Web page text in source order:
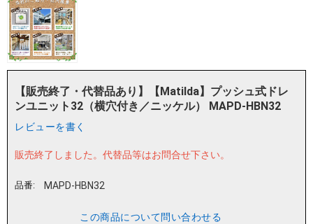
【販売終了・代替品あり】【Matilda】プッシュ式ドレ
ンユニット32（横穴付き／ニッケル） MAPD-HBN32
レビューを書く
販売終了しました。 代替品等はお問合せ下さい。
品番: MAPD-HBN32
この商品について問い合わせる